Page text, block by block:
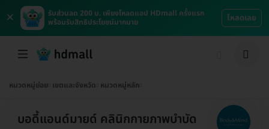
×
รับส่วนลด 200 บ. เพียงโหลดแอป HDmall ครั้งแรก
พร้อมรับสิทธิประโยชน์มากมาย
โหลดเลย
หมวดหมู่ย่อย เขตและจังหวัด หมวดหมู่หลัก
บอดี้แอนด์มายด์ คลินิกกายภาพบำบัด